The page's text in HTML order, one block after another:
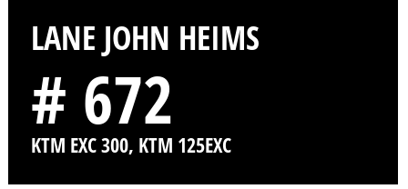
LANE JOHN HEIMS
# 672
KTM EXC 300, KTM 125EXC